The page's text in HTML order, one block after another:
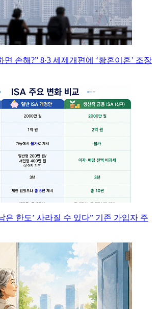
면 손해?” 8·3 세제개편에 ‘황혼이혼’ 조장
은 한도’ 사라질 수 있다” 기존 가입자 주